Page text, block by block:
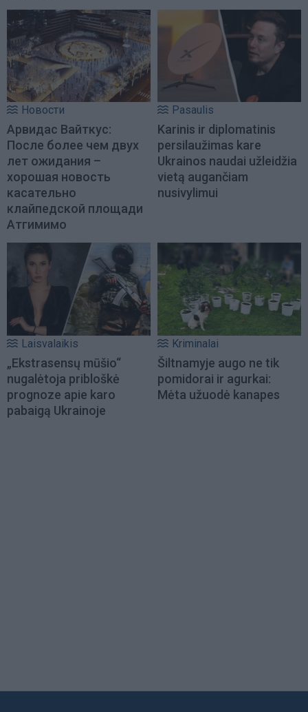
Новости
Арвидас Вайткус:
После более чем двух
лет ожидания –
хорошая новость
касательно
клайпедской площади
Атгимимо
Pasaulis
Karinis ir diplomatinis
persilaužimas kare
Ukrainos naudai užleidžia
vietą augančiam
nusivylimui
Laisvalaikis
„Ekstrasensų mūšio“
nugalėtoja pribloškė
prognoze apie karo
pabaigą Ukrainoje
Kriminalai
Šiltnamyje augo ne tik
pomidorai ir agurkai:
Mėta užuodė kanapes